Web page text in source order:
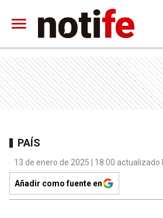
PAÍS
13 de enero de 2025 | 18:00 actualizado
Añadir como fuente en